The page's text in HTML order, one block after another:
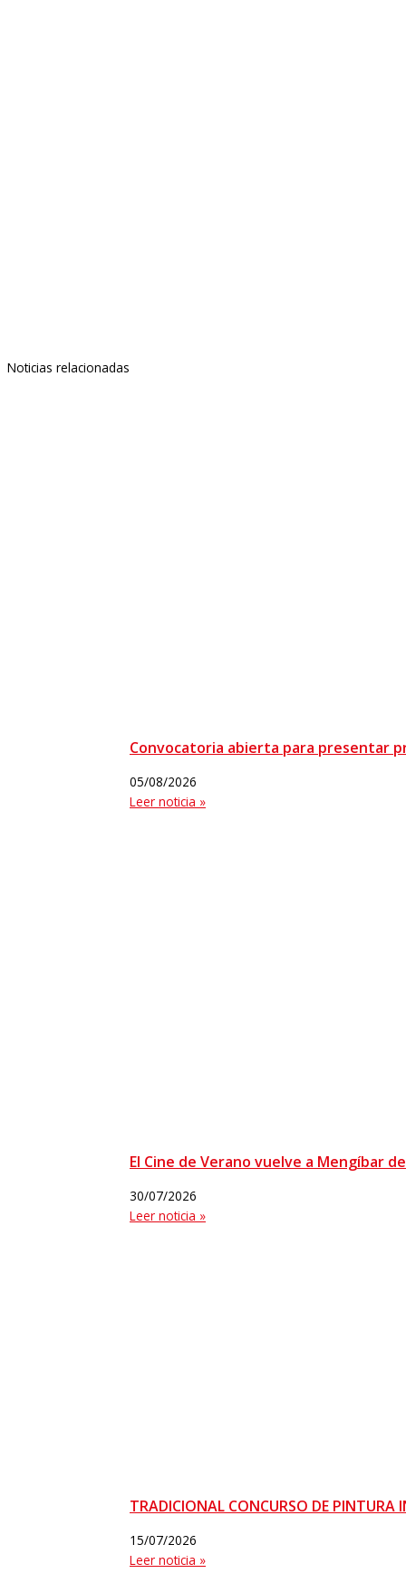
Noticias relacionadas
Convocatoria abierta para presentar
05/08/2026
Leer noticia »
El Cine de Verano vuelve a Mengíbar
30/07/2026
Leer noticia »
TRADICIONAL CONCURSO DE PINTURA
15/07/2026
Leer noticia »